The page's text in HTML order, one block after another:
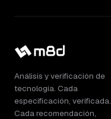
Análisis y verificación de
tecnología. Cada
especificación, verificada.
Cada recomendación,